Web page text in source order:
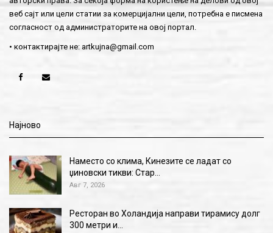
веб сајт или цели статии за комерцијални цели, потребна е писмена
согласност од администраторите на овој портал.
• контактирајте не: artkujna@gmail.com
Најново
Наместо со клима, Кинезите се ладат со
џиновски тикви: Стар…
Авг 7, 2026
Ресторан во Холандија направи тирамису долг
300 метри и…